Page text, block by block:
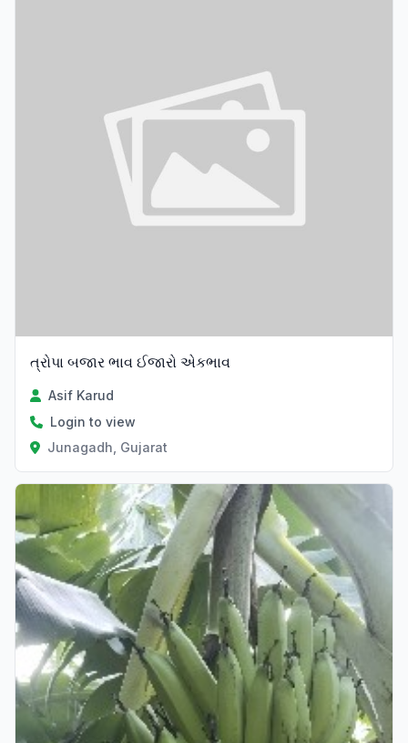
ત્રોપા બજાર ભાવ ઈજારો એકભાવ
Asif Karud
Login to view
Junagadh, Gujarat